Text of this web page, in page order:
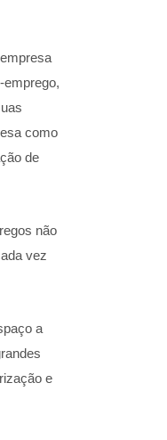
emprego,
como
de
não
vez
a
e